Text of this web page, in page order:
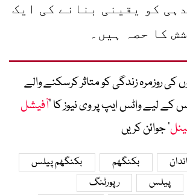
کو یقینی بنانے کی ایک
کا حصہ ہیں۔
کی روزمرہ زندگی کو متاثر کرسکنے والے
لیے واٹس ایپ پر وی نیوز کا ’آفیشل
‘ جوائن کریں
بکنگھم
بکنگھم پیلس
پیلس
رپورٹنگ